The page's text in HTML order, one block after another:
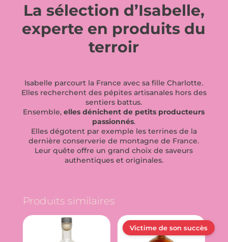
La sélection d’Isabelle,
experte en produits du
terroir
Isabelle parcourt la France avec sa fille Charlotte.
Elles recherchent des pépites artisanales hors des
sentiers battus.
Ensemble,elles dénichent de petits producteurs
passionnés.
Elles dégotent par exemple les terrines de la
dernière conserverie de montagne de France.
Leur quête offre un grand choix de saveurs
authentiques et originales.
Produits similaires
Victime de son succès